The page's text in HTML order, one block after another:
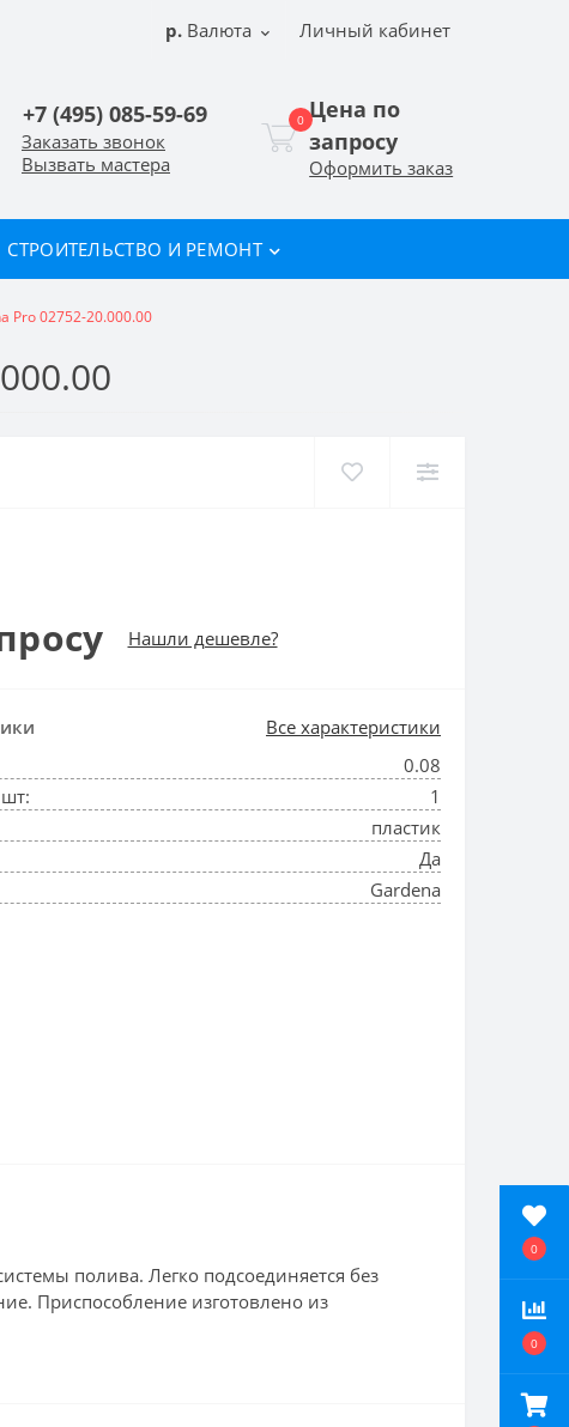
0
0
р. Валюта Личный кабинет
+7 (495) 085-59-69
Заказать звонок
Вызвать мастера
0 Цена по
запросу
Оформить заказ
СТРОИТЕЛЬСТВО И РЕМОНТ
Pro 02752-20.000.00
Нашли дешевле?
Все характеристики
0.08
1
пластик
Да
Gardena
полива. Легко подсоединяется без
Приспособление изготовлено из